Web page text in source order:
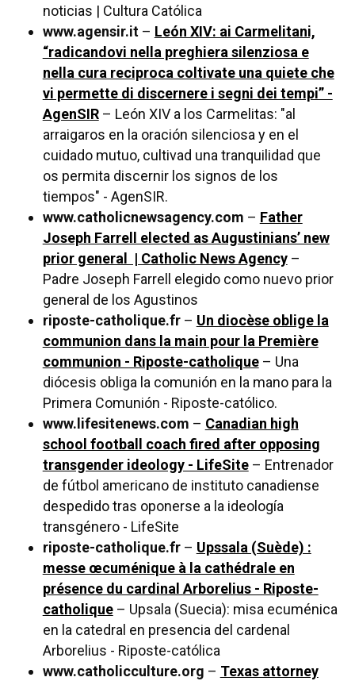
noticias | Cultura Católica
www.agensir.it– León XIV: ai Carmelitani,
“radicandovi nella preghiera silenziosa e
nella cura reciproca coltivate una quiete che
vi permette di discernere i segni dei tempi” -
AgenSIR– León XIV a los Carmelitas: "al
arraigaros en la oración silenciosa y en el
cuidado mutuo, cultivad una tranquilidad que
os permita discernir los signos de los
tiempos" - AgenSIR.
www.catholicnewsagency.com – Father
Joseph Farrell elected as Augustinians’ new
prior general | Catholic News Agency–
Padre Joseph Farrell elegido como nuevo prior
general de los Agustinos
riposte-catholique.fr– Un diocèse oblige la
communion dans la main pour la Première
communion - Riposte-catholique– Una
diócesis obliga la comunión en la mano para la
Primera Comunión - Riposte-católico.
www.lifesitenews.com – Canadian high
school football coach fired after opposing
transgender ideology - LifeSite– Entrenador
de fútbol americano de instituto canadiense
despedido tras oponerse a la ideología
transgénero - LifeSite
riposte-catholique.fr– Upssala (Suède) :
messe œcuménique à la cathédrale en
présence du cardinal Arborelius - Riposte-
catholique– Upsala (Suecia): misa ecuménica
en la catedral en presencia del cardenal
Arborelius - Riposte-católica
www.catholicculture.org – Texas attorney